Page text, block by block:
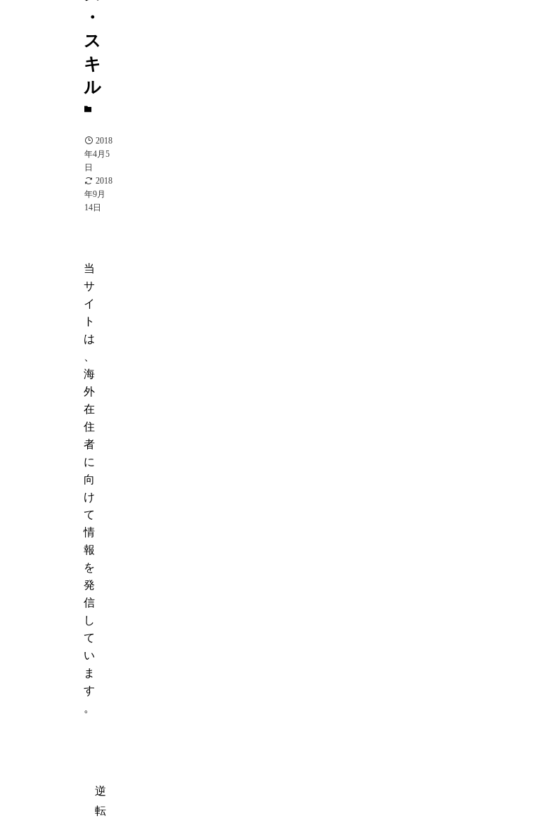
・
ス
キ
ル
2018
年4月5
日
2018
年9月
14日
当
サ
イ
ト
は
海
外
在
住
者
に
向
け
て
情
報
を
発
信
し
て
い
ま
す
。
逆
転